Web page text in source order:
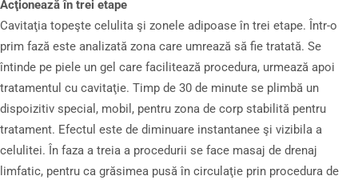
Acţionează în trei etape
Cavitaţia topeşte celulita şi zonele adipoase în trei etape. Într-o
prim fază este analizată zona care umrează să fie tratată. Se
întinde pe piele un gel care facilitează procedura, urmează apoi
tratamentul cu cavitaţie. Timp de 30 de minute se plimbă un
dispoizitiv special, mobil, pentru zona de corp stabilită pentru
tratament. Efectul este de diminuare instantanee şi vizibila a
celulitei. În faza a treia a procedurii se face masaj de drenaj
limfatic, pentru ca grăsimea pusă în circulaţie prin procedura de